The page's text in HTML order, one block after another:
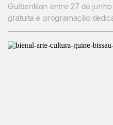
Gulbenkian entre 27 de
gratuita e programação